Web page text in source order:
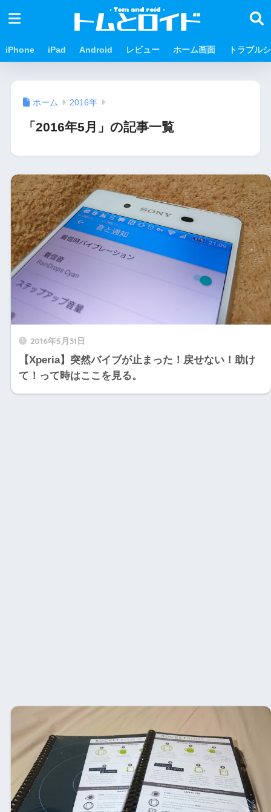
iPhone iPad Android レビュー ホーム画面 トラブル
ホーム 2016年
「2016年5月」の記事一覧
2016年5月31日
【Xperia】突然バイブが止まった！戻せない！助け
て！って時はここを見る。